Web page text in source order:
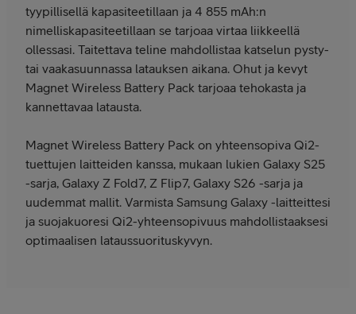
tyypillisellä kapasiteetillaan ja 4 855 mAh:n
nimelliskapasiteetillaan se tarjoaa virtaa liikkeellä
ollessasi. Taitettava teline mahdollistaa katselun pysty-
tai vaakasuunnassa latauksen aikana. Ohut ja kevyt
Magnet Wireless Battery Pack tarjoaa tehokasta ja
kannettavaa latausta.
Magnet Wireless Battery Pack on yhteensopiva Qi2-
tuettujen laitteiden kanssa, mukaan lukien Galaxy S25
-sarja, Galaxy Z Fold7, Z Flip7, Galaxy S26 -sarja ja
uudemmat mallit. Varmista Samsung Galaxy -laitteittesi
ja suojakuoresi Qi2-yhteensopivuus mahdollistaaksesi
optimaalisen lataussuorituskyvyn.